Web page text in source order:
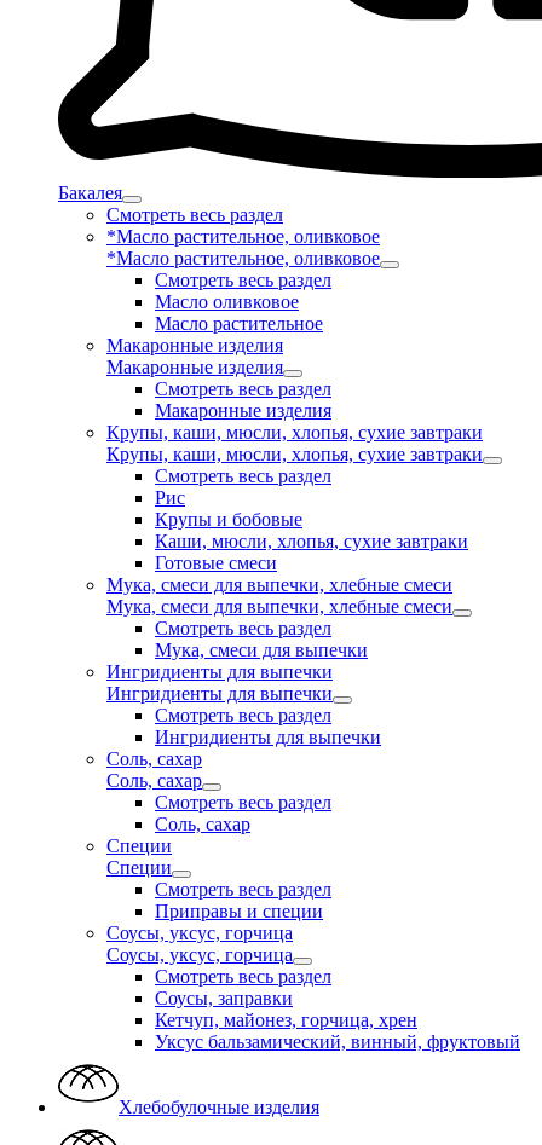
Бакалея
Смотреть весь раздел
*Масло растительное, оливковое
*Масло растительное, оливковое
Смотреть весь раздел
Масло оливковое
Масло растительное
Макаронные изделия
Макаронные изделия
Смотреть весь раздел
Макаронные изделия
Крупы, каши, мюсли, хлопья, сухие завтраки
Крупы, каши, мюсли, хлопья, сухие завтраки
Смотреть весь раздел
Рис
Крупы и бобовые
Каши, мюсли, хлопья, сухие завтраки
Готовые смеси
Мука, смеси для выпечки, хлебные смеси
Мука, смеси для выпечки, хлебные смеси
Смотреть весь раздел
Мука, смеси для выпечки
Ингридиенты для выпечки
Ингридиенты для выпечки
Смотреть весь раздел
Ингридиенты для выпечки
Соль, сахар
Соль, сахар
Смотреть весь раздел
Соль, сахар
Специи
Специи
Смотреть весь раздел
Приправы и специи
Соусы, уксус, горчица
Соусы, уксус, горчица
Смотреть весь раздел
Соусы, заправки
Кетчуп, майонез, горчица, хрен
Уксус бальзамический, винный, фруктовый
Хлебобулочные изделия